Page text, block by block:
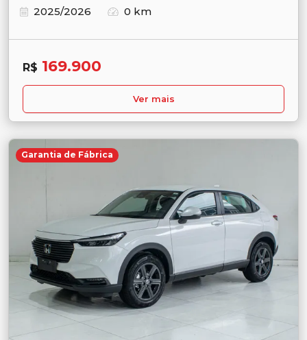
2025/2026
0 km
R$ 169.900
Ver mais
Garantia de Fábrica